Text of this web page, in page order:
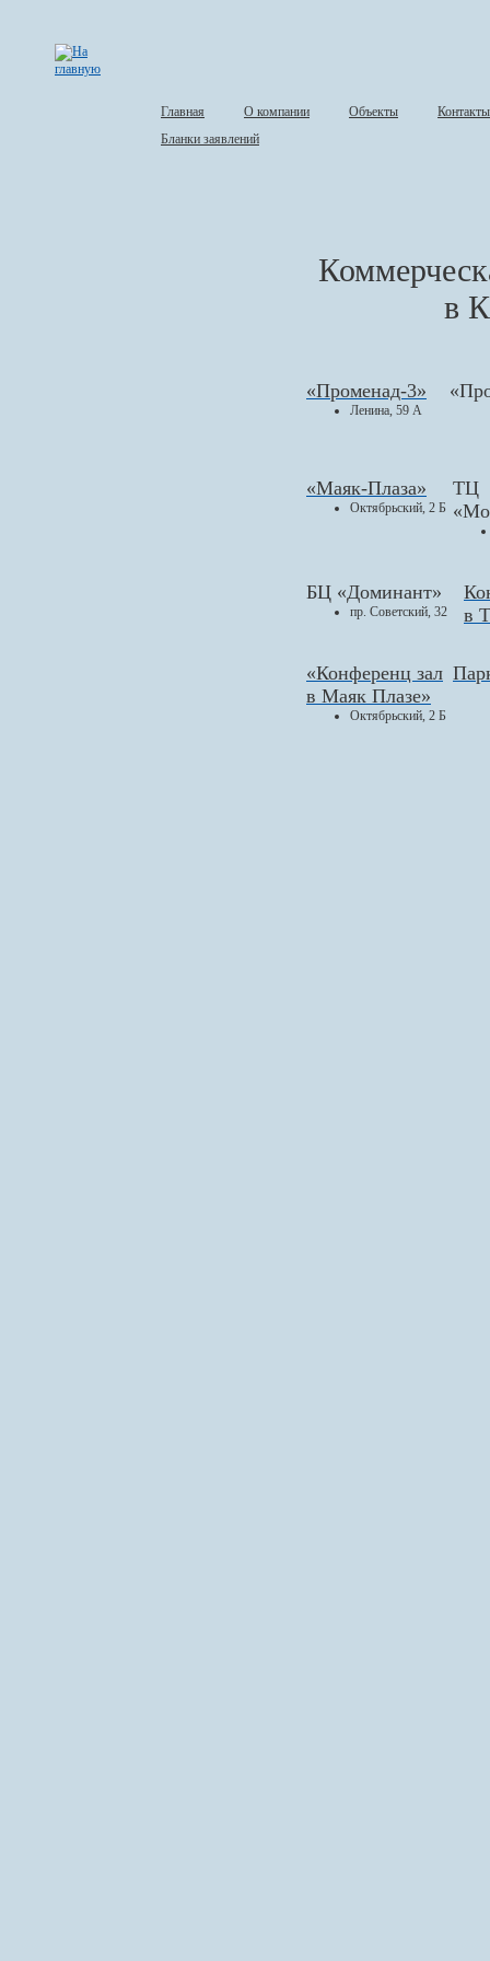
Главная О компании Объекты
Контакты
Бланки заявлений
в
«Променад-3»
Ленина, 59 А
«Маяк-Плаза»
Октябрьский, 2 Б
ТЦ
БЦ «Доминант»
пр. Советский, 32
в
«Конференц зал
в Маяк Плазе»
Октябрьский, 2 Б